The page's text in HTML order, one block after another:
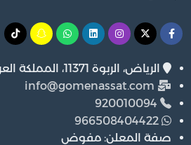
الرياض، الربوة 11371، المملكة العربية السعودية
info@gomenassat.com
صفة المعلن: مفوض